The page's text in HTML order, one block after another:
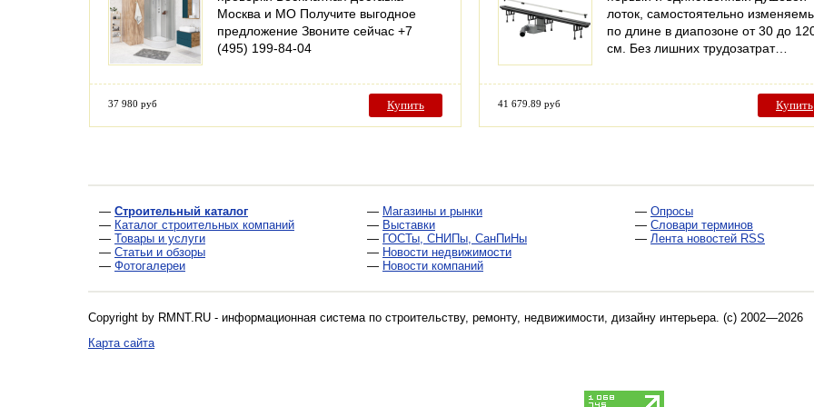
Москва и МО Получите выгодное
предложение Звоните сейчас +7
(495) 199-84-04
37 980 руб Купить
лоток, самостоятельно
по длине в диапозоне от 30 до
см. Без лишних трудозатрат…
41 679.89 руб Купить
— Строительный каталог
— Каталог строительных компаний
— Товары и услуги
— Статьи и обзоры
— Фотогалереи
— Магазины и рынки
— Выставки
— ГОСТы, СНИПы, СанПиНы
— Новости недвижимости
— Новости компаний
— Опросы
— Словари терминов
— Лента новостей RSS
Copyright by RMNT.RU - информационная система по строительству, ремонту, недвижимости, дизайну интерьера. (c) 2002—2026
Карта сайта